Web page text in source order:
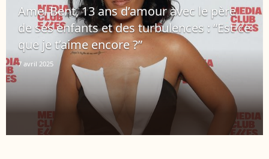
Amel Bent, 13 ans d’amour avec le père
de ses enfants et des turbulences : “Est-ce
que je t’aime encore ?”
7 avril 2025